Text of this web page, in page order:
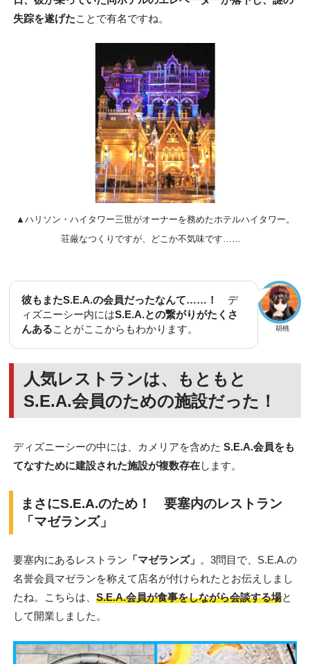
失踪を遂げたことで有名ですね。
▲ハリソン・ハイタワー三世がオーナーを務めたホテルハイタワー。
荘厳なつくりですが、どこか不気味です……
胡桃
彼もまたS.E.A.の会員だったなんて……！
デ
ィズニーシー内にはS.E.A.との繋がりがたくさ
んあることがここからもわかります。
人気レストランは、もともと
S.E.A.会員のための施設だった！
ディズニーシーの中には、カメリアを含めた S.E.A.会員をも
てなすために建設された施設が複数存在します。
まさにS.E.A.のため！ 要塞内のレストラン
「マゼランズ」
要塞内にあるレストラン 「マゼランズ」 。3問目で、S.E.A.の
名誉会員マゼランを称えて店名が付けられたとお伝えしまし
たね。こちらは、 S.E.A.会員が食事をしながら会談する場と
して開業しました。